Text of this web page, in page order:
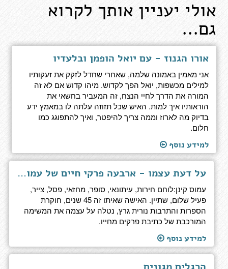
אולי יעניין אותך לקרוא
גם...
אורו הגנוז - עם יואל הופמן ובלעדיו
אני מאמין באמונה שלמה, שאחרי שחדל לזקק את זעקותיו
למילים מכשפות, יואל הפך לקדוש. מיהו קדוש אם לא זה
המורה את הדרך לחיי הנצח, זה המעביר בחשאי את
הוראותיו איך למות. האיש שכל תזוזה עלתה לו במאמץ ידע
בדיוק מה לארוז וממה צריך להיפטר, ואיך להתפוגג כמו
חלום.
למידע נוסף
על דעת עצמו - ארבעה פרקי חיים של עמוס קינן
עמוס קינן:לוחם חירות, עיתונאי, סופר, מחזאי, פסל, צייר,
פעיל שלום, שתיין. האישה שאיתו זה 45 שנים, חוקרת
הספרות והתרבות נורית גרץ, נטלה על עצמה את המשימה
המורכבת של כתיבת פרקים מחייו.
למידע נוסף